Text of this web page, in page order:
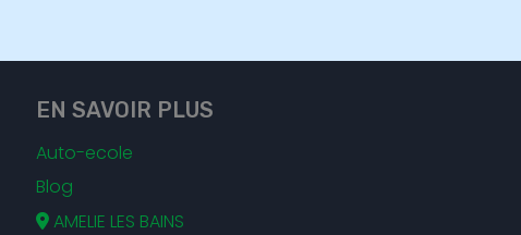
EN SAVOIR PLUS
Auto-ecole
Blog
AMELIE LES BAINS